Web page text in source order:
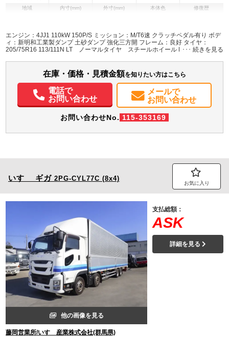
地域 内寸(mm)
H:370
外寸(mm) 本体色 修復歴
装備情報
電動格納ミラー
PMマフラー
エンジン：4JJ1 110kW 150P/S ミッション：M/T6速 クラッチペダル有り ボデ
ィ：新明和工業製ダンプ 土砂ダンプ 強化三方開 フレーム：良好 タイヤ：
205/75R16 113/111N LT ノーマルタイヤ スチールホイール ETC付き
在庫・価格・見積金額を知りたい方はこちら
電話で
お問い合わせ
メールで
お問い合わせ
お問い合わせNo. 115-353169
いすゞ ギガ 2PG-CYL77C (8x4)
お気に入り
他の画像を見る
藤岡営業所/いすゞ産業株式会社(群馬県)
支払総額：
ASK
詳細を見る